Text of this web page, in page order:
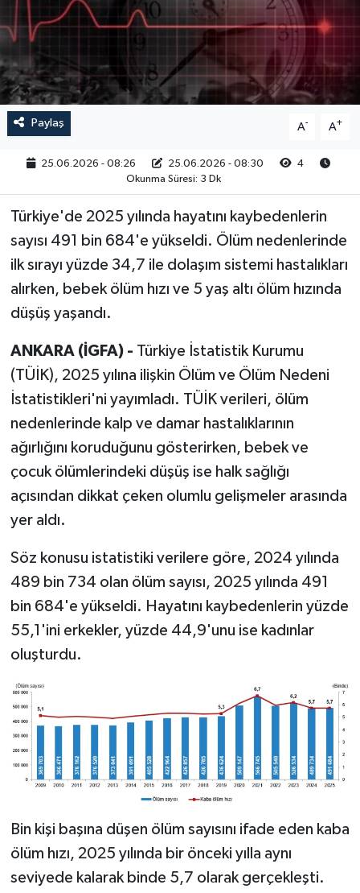
Paylaş A- A+
25.06.2026 - 08:26 25.06.2026 - 08:30
4
Okunma Süresi: 3 Dk
Türkiye'de 2025 yılında hayatını kaybedenlerin
sayısı 491 bin 684'e yükseldi. Ölüm nedenlerinde
ilk sırayı yüzde 34,7 ile dolaşım sistemi hastalıkları
alırken, bebek ölüm hızı ve 5 yaş altı ölüm hızında
düşüş yaşandı.
ANKARA (İGFA) - Türkiye İstatistik Kurumu
(TÜİK), 2025 yılına ilişkin Ölüm ve Ölüm Nedeni
İstatistikleri'ni yayımladı. TÜİK verileri, ölüm
nedenlerinde kalp ve damar hastalıklarının
ağırlığını koruduğunu gösterirken, bebek ve
çocuk ölümlerindeki düşüş ise halk sağlığı
açısından dikkat çeken olumlu gelişmeler arasında
yer aldı.
Söz konusu istatistiki verilere göre, 2024 yılında
489 bin 734 olan ölüm sayısı, 2025 yılında 491
bin 684'e yükseldi. Hayatını kaybedenlerin yüzde
55,1'ini erkekler, yüzde 44,9'unu ise kadınlar
oluşturdu.
Bin kişi başına düşen ölüm sayısını ifade eden kaba
ölüm hızı, 2025 yılında bir önceki yılla aynı
seviyede kalarak binde 5,7 olarak gerçekleşti.
RESMİ İLAN